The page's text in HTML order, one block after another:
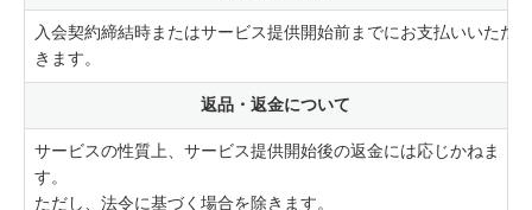
入会契約締結時またはサービス提供開始前までにお支払いいただ
きます。
返品・返金について
サービスの性質上、サービス提供開始後の返金には応じかねま
す。
ただし、法令に基づく場合を除きます。